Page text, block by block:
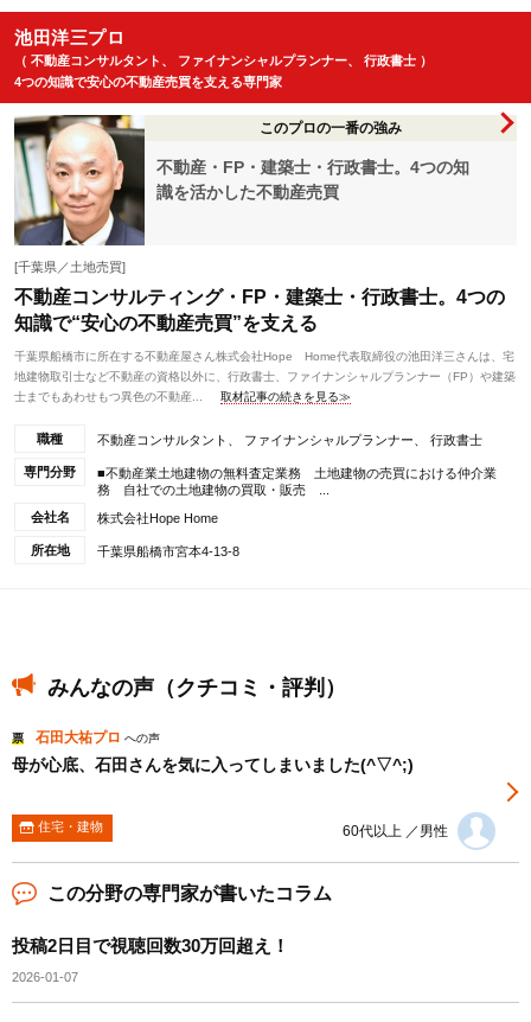
池田洋三プロ
（ 不動産コンサルタント、 ファイナンシャルプランナー、 行政書士 ）
4つの知識で安心の不動産売買を支える専門家
このプロの一番の強み
不動産・FP・建築士・行政書士。4つの知
識を活かした不動産売買
[千葉県／土地売買]
不動産コンサルティング・FP・建築士・行政書士。4つの
知識で“安心の不動産売買”を支える
千葉県船橋市に所在する不動産屋さん株式会社Hope Home代表取締役の池田洋三さんは、宅
地建物取引士など不動産の資格以外に、行政書士、ファイナンシャルプランナー（FP）や建築
士までもあわせもつ異色の不動産...
取材記事の続きを見る≫
職種 不動産コンサルタント、 ファイナンシャルプランナー、 行政書士
専門分野
■不動産業土地建物の無料査定業務 土地建物の売買における仲介業
務 自社での土地建物の買取・販売 ...
会社名
株式会社Hope Home
所在地 千葉県船橋市宮本4-13-8
みんなの声（クチコミ・評判）
票 石田大祐プロ への声
母が心底、石田さんを気に入ってしまいました(^▽^;)
住宅・建物 60代以上 ／男性
この分野の専門家が書いたコラム
投稿2日目で視聴回数30万回超え！
2026-01-07